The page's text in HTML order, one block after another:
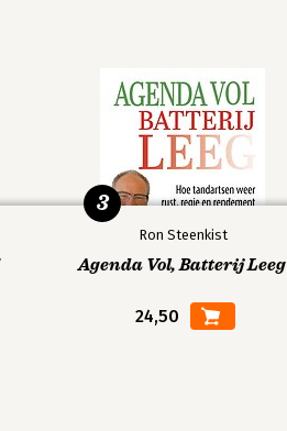
Ron Steenkist
Agenda Vol, Batterij Leeg
24,50
3